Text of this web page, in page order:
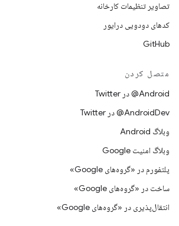
تصاویر تنظیمات کارخانه
کدهای دودویی درایور
GitHub
متصل کردن
Android@ در Twitter
AndroidDev@ در Twitter
وبلاگ Android
وبلاگ امنیت Google
پلتفورم در «گروه‌های Google»
ساخت در «گروه‌های Google»
انتقال‌پذیری در «گروه‌های Google»